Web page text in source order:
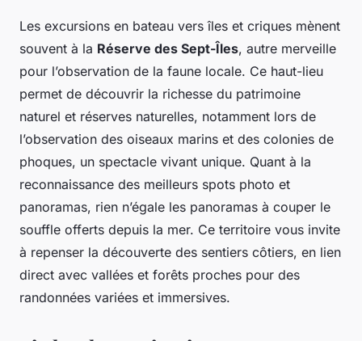
Les excursions en bateau vers îles et criques mènent
souvent à la Réserve des Sept-Îles, autre merveille
pour l’observation de la faune locale. Ce haut-lieu
permet de découvrir la richesse du patrimoine
naturel et réserves naturelles, notamment lors de
l’observation des oiseaux marins et des colonies de
phoques, un spectacle vivant unique. Quant à la
reconnaissance des meilleurs spots photo et
panoramas, rien n’égale les panoramas à couper le
souffle offerts depuis la mer. Ce territoire vous invite
à repenser la découverte des sentiers côtiers, en lien
direct avec vallées et forêts proches pour des
randonnées variées et immersives.